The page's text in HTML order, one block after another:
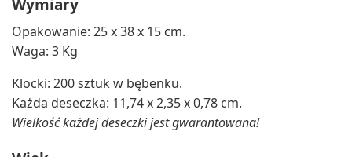
Wymiary
Opakowanie: 25 x 38 x 15 cm.
Waga: 3 Kg
Klocki: 200 sztuk w bębenku.
Każda deseczka: 11,74 x 2,35 x 0,78 cm.
Wielkość każdej deseczki jest gwarantowana!